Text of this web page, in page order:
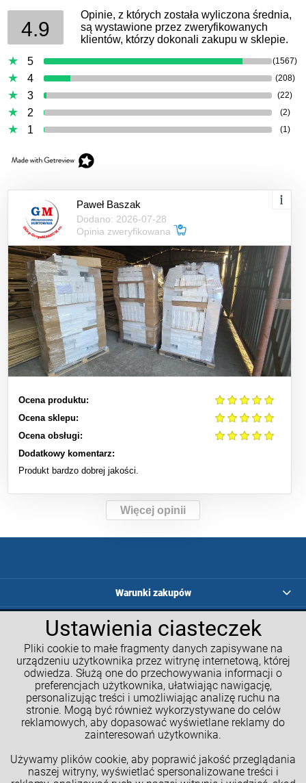
Ustawienia ciasteczek
Pliki cookie to małe fragmenty danych zapisywane na
urządzeniu użytkownika przez witrynę internetową, której
odwiedza. Służą one do przechowywania informacji o
preferencjach użytkownika, ułatwiając nawigację,
personalizując treści i umożliwiając analizę ruchu na
stronie. Mogą być również wykorzystywane do celów
reklamowych, aby dopasować wyświetlane reklamy do
zainteresowań użytkownika.
Używamy plików cookie, aby poprawić jakość przeglądania
naszej witryny, wyświetlać spersonalizowane treści i
4.9
Opinie, z których została wyliczona średnia,
są wystawione przez zweryfikowanych
klientów, którzy dokonali zakupu w sklepie.
5
(1567)
4 (208)
3 (22)
2 (2)
1 (1)
Paweł Baszak
Dodano: 2026-07-28
Opinia zweryfikowana
Ocena produktu:
Ocena sklepu:
Ocena obsługi:
Dodatkowy komentarz:
Produkt bardzo dobrej jakości.
Więcej opinii
Warunki zakupów
Programy lojalnościowe
Kalkulatory GM
Moje konto
Informacje o sklepie
NASZE SPOŁECZNOŚCI